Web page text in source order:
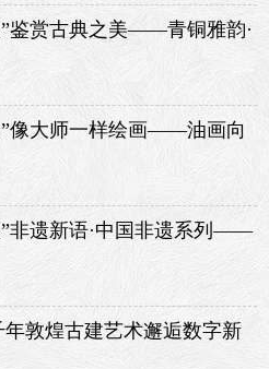
鉴赏古典之美——青铜雅韵·
像大师一样绘画——油画向
非遗新语·中国非遗系列——
敦煌古建艺术邂逅数字新